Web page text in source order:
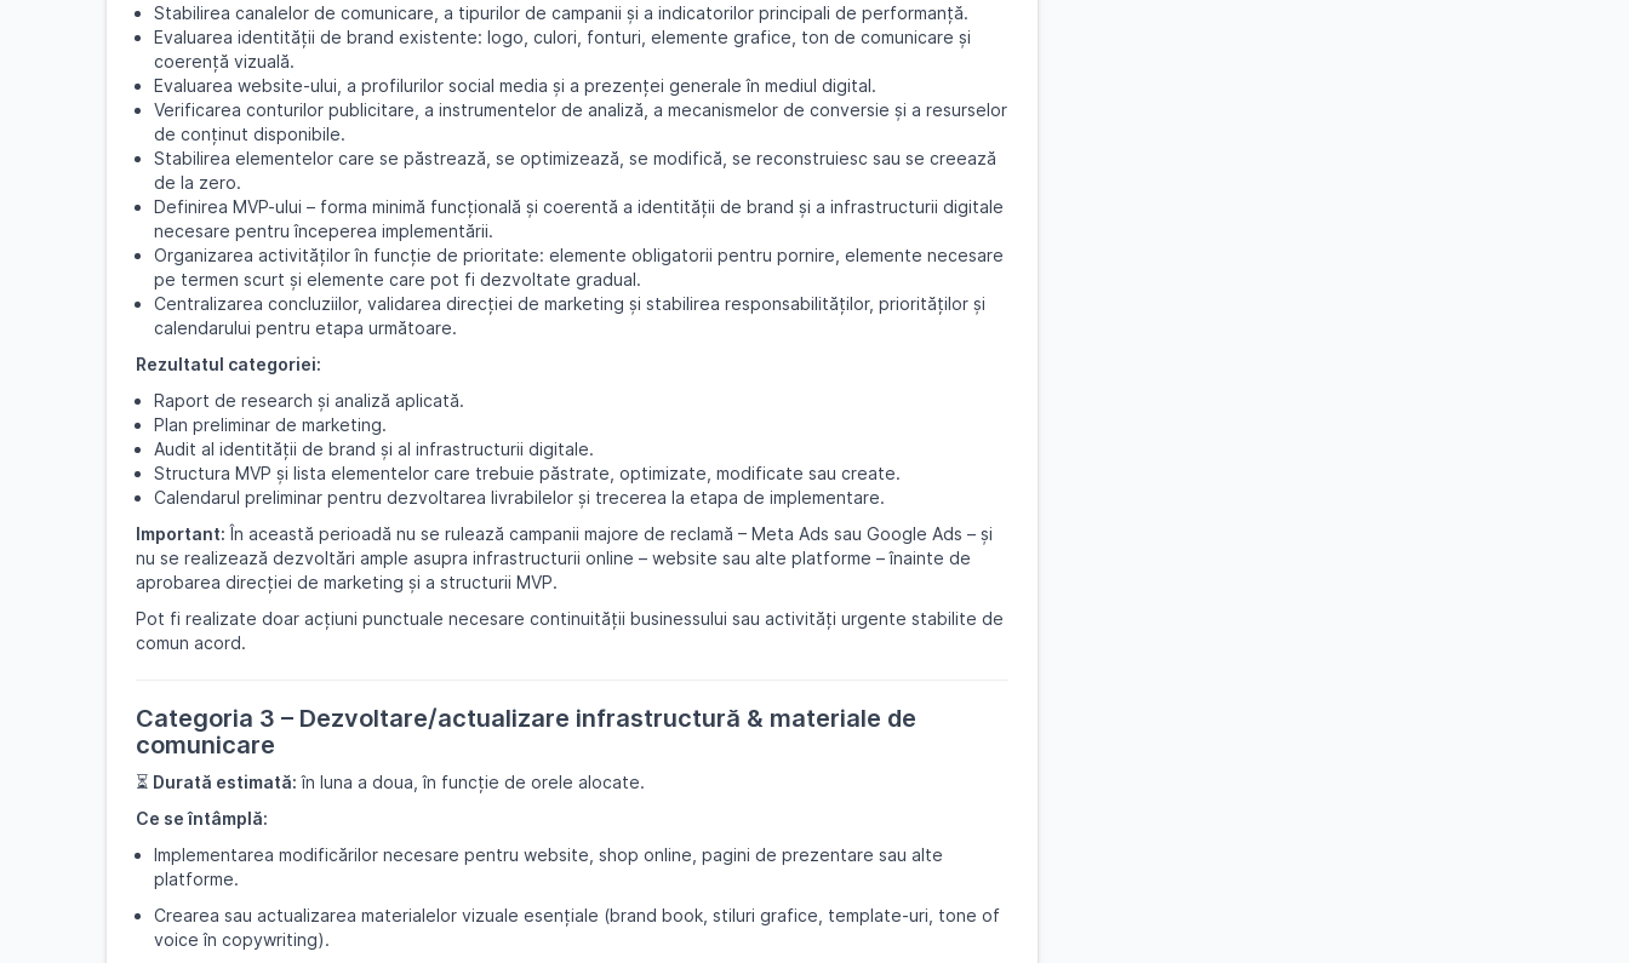
Stabilirea canalelor de comunicare, a tipurilor de campanii și a indicatorilor principali de performanță.
Evaluarea identității de brand existente: logo, culori, fonturi, elemente grafice, ton de comunicare și
coerență vizuală.
Evaluarea website-ului, a profilurilor social media și a prezenței generale în mediul digital.
Verificarea conturilor publicitare, a instrumentelor de analiză, a mecanismelor de conversie și a resurselor
de conținut disponibile.
Stabilirea elementelor care se păstrează, se optimizează, se modifică, se reconstruiesc sau se creează
de la zero.
Definirea MVP-ului – forma minimă funcțională și coerentă a identității de brand și a infrastructurii digitale
necesare pentru începerea implementării.
Organizarea activităților în funcție de prioritate: elemente obligatorii pentru pornire, elemente necesare
pe termen scurt și elemente care pot fi dezvoltate gradual.
Centralizarea concluziilor, validarea direcției de marketing și stabilirea responsabilităților, priorităților și
calendarului pentru etapa următoare.
Rezultatul categoriei:
Raport de research și analiză aplicată.
Plan preliminar de marketing.
Audit al identității de brand și al infrastructurii digitale.
Structura MVP și lista elementelor care trebuie păstrate, optimizate, modificate sau create.
Calendarul preliminar pentru dezvoltarea livrabilelor și trecerea la etapa de implementare.
Important: În această perioadă nu se rulează campanii majore de reclamă – Meta Ads sau Google Ads – și
nu se realizează dezvoltări ample asupra infrastructurii online – website sau alte platforme – înainte de
aprobarea direcției de marketing și a structurii MVP.
Pot fi realizate doar acțiuni punctuale necesare continuității businessului sau activități urgente stabilite de
comun acord.
Categoria 3 – Dezvoltare/actualizare infrastructură & materiale de
comunicare
⏳ Durată estimată: în luna a doua, în funcție de orele alocate.
Ce se întâmplă:
Implementarea modificărilor necesare pentru website, shop online, pagini de prezentare sau alte
platforme.
Crearea sau actualizarea materialelor vizuale esențiale (brand book, stiluri grafice, template-uri, tone of
voice în copywriting).